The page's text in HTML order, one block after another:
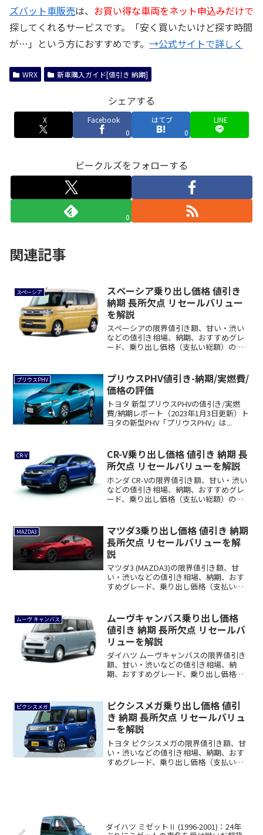
ズバット車販売は、 お買い得な車両をネット申込みだけで
探してくれるサービスです。「安く買いたいけど探す時間
が…」という方におすすめです。 →公式サイトで詳しく
WRX 新車購入ガイド[値引き 納期]
シェアする
X
Facebook
0
はてブ
0
LINE
ビークルズをフォローする
0
関連記事
スペーシア
スペーシア乗り出し価格 値引き
納期 長所欠点 リセールバリュー
を解説
スペーシアの限界値引き額、甘い・渋い
などの値引き相場、納期、おすすめグレ
ード、乗り出し価格（支払い総額）の見
プリウスPHV
プリウスPHV値引き-納期/実燃費/
価格の評価
トヨタ 新型プリウスPHVの値引き/実燃
費/納期レポート（2023年1月3日更新）ト
ヨタの新型PHV「プリウスPHV」は...
CR-V
CR-V乗り出し価格 値引き 納期 長
所欠点 リセールバリューを解説
ホンダ CR-Vの限界値引き額、甘い・渋い
などの値引き相場、納期、おすすめグレ
ード、乗り出し価格（支払い総額）の見
MAZDA3
マツダ3乗り出し価格 値引き 納期
長所欠点 リセールバリューを解
説
マツダ3 (MAZDA3)の限界値引き額、甘
い・渋いなどの値引き相場、納期、おす
すめグレード、乗り出し価格（支払い総
ムーヴ キャンバス
ムーヴキャンバス乗り出し価格
値引き 納期 長所欠点 リセールバ
リューを解説
ダイハツ ムーヴキャンバスの限界値引き
額、甘い・渋いなどの値引き相場、納
期、おすすめグレード、乗り出し価格
ピクシスメガ
ピクシスメガ乗り出し価格 値引
き 納期 長所欠点 リセールバリュ
ーを解説
トヨタ ピクシスメガの限界値引き額、甘
い・渋いなどの値引き相場、納期、おす
すめグレード、乗り出し価格（支払い総
ダイハツ ミゼットⅡ (1996-2001)：24年